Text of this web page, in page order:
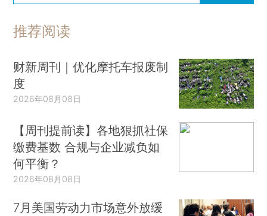
推荐阅读
财新周刊｜优化摩托车报废制
度
2026年08月08日
【周刊提前读】各地狠抓社保
缴费基数 合规与企业减负如
何平衡？
2026年08月08日
7月美国劳动力市场意外放缓